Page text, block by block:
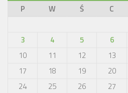
P
W Ś C
3
4 5 6
10
11 12 13
17
18 19 20
24
25 26 27